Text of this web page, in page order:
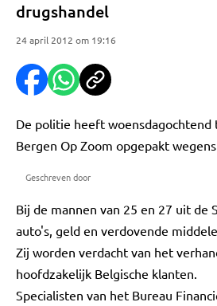
drugshandel
24 april 2012 om 19:16
De politie heeft
Bergen Op Zoom opgepakt
Geschreven door
Bij de mannen van 25 en 27 uit de
auto's, geld en verdovende
Zij worden verdacht van het
hoofdzakelijk Belgische klanten.
Specialisten van het Bureau